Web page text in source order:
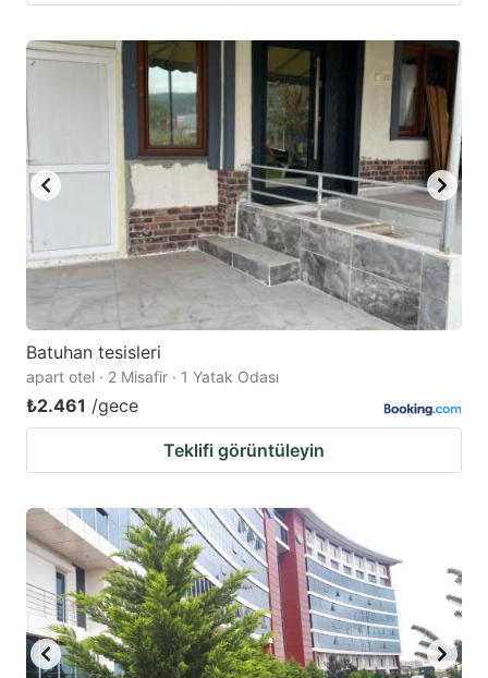
Batuhan tesisleri
apart otel · 2 Misafir · 1 Yatak Odası
₺2.461 /gece
Teklifi görüntüleyin